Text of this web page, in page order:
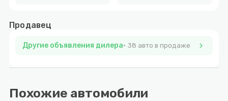
Продавец
Другие объявления дилера 38 авто в продаже chevron_right
Похожие автомобили